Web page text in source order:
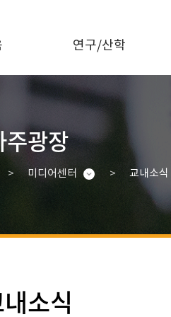
연구/산학
주광장
미디어센터 교내소식
소식